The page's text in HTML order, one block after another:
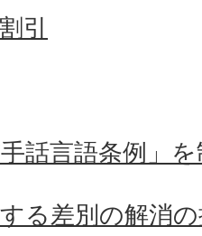
引
手話言語条例」
る差別の解消